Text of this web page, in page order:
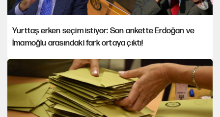
Yurttaş erken seçim istiyor: Son ankette Erdoğan ve
İmamoğlu arasındaki fark ortaya çıktı!